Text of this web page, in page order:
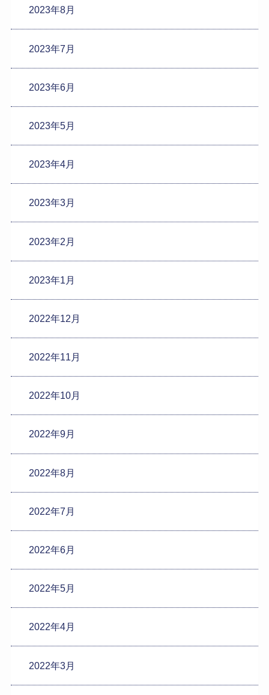
2023年8月
2023年7月
2023年6月
2023年5月
2023年4月
2023年3月
2023年2月
2023年1月
2022年12月
2022年11月
2022年10月
2022年9月
2022年8月
2022年7月
2022年6月
2022年5月
2022年4月
2022年3月